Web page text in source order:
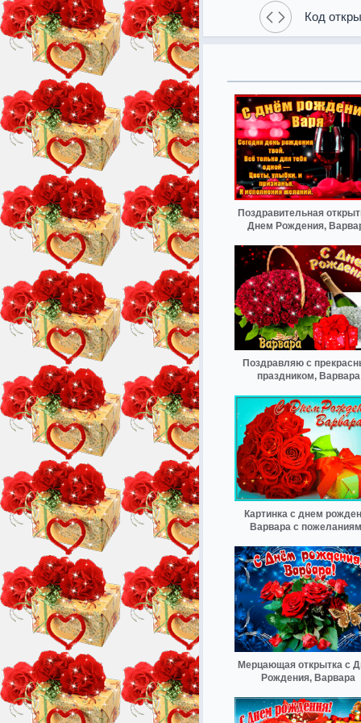
Код
Поздравительная
Днем Рождения,
Поздравляю с
праздником, Варвара
Картинка с днем
Варвара с
Мерцающая открытка с
Рождения, Варвара